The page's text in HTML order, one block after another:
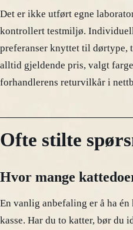
Det er ikke utført egne
kontrollert testmiljø.
preferanser knyttet til dørtype,
alltid gjeldende pris, valgt
forhandlerens returvilkår i
Ofte stilte
Hvor mange
En vanlig anbefaling er å ha
kasse. Har du to katter, bør du